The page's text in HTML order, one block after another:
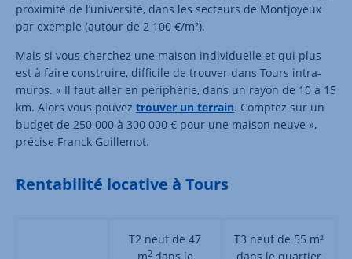
proximité de l’université, dans les secteurs de Montjoyeux
par exemple (autour de 2 100 €/m²).
Mais si vous cherchez une maison individuelle et qui plus
est à faire construire, difficile de trouver dans Tours intra-
muros. « Il faut aller en périphérie, dans un rayon de 10 à 15
km. Alors vous pouvez trouver un terrain. Comptez sur un
budget de 250 000 à 300 000 € pour une maison neuve »,
précise Franck Guillemot.
Rentabilité locative à Tours
T2 neuf de 47
2
T3 neuf de 55 m²